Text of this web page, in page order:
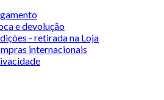
e devolução
- retirada na Loja
internacionais